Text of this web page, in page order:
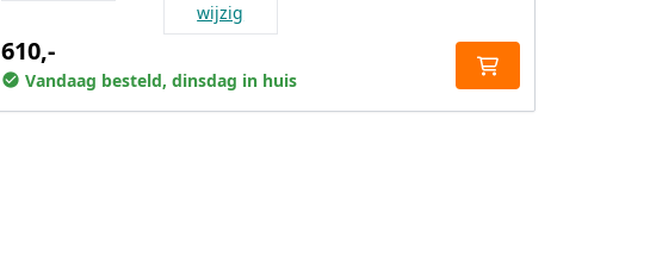
wijzig
610,-
Vandaag besteld, dinsdag in huis